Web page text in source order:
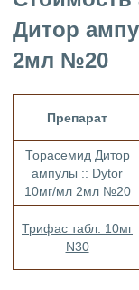
Дитор
2мл №20
Препарат
Торасемид Дитор
ампулы :: Dytor
10мг/мл 2мл №20
Трифас табл. 10мг
N30